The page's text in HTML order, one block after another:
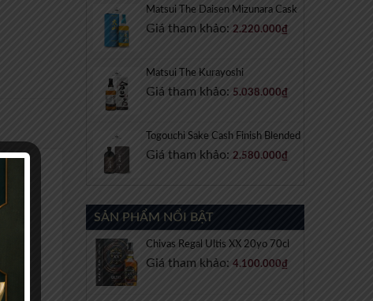
Matsui The Daisen Mizunara Cask
Giá tham khảo: 2.220.000₫
Matsui The Kurayoshi
Giá tham khảo: 5.038.000₫
Togouchi Sake Cash Finish Blended
Giá tham khảo: 2.580.000₫
SẢN PHẨM NỔI BẬT
Chivas Regal Ultis XX 20yo 70cl
Giá tham khảo: 4.100.000₫